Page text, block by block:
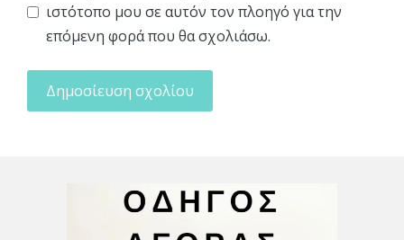
ιστότοπο μου σε αυτόν τον πλοηγό για την
επόμενη φορά που θα σχολιάσω.